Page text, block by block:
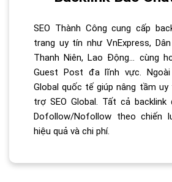
SEO Thành Công cung cấp
trang uy tín như VnExpress,
Thanh Niên, Lao Động… cùng
Guest Post đa lĩnh vực.
Global quốc tế giúp nâng tầm uy
trợ SEO Global. Tất cả
Dofollow/Nofollow theo chiến
hiệu quả và chi phí.